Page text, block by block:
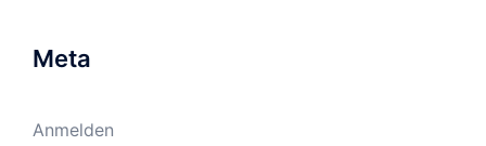
Meta
Anmelden